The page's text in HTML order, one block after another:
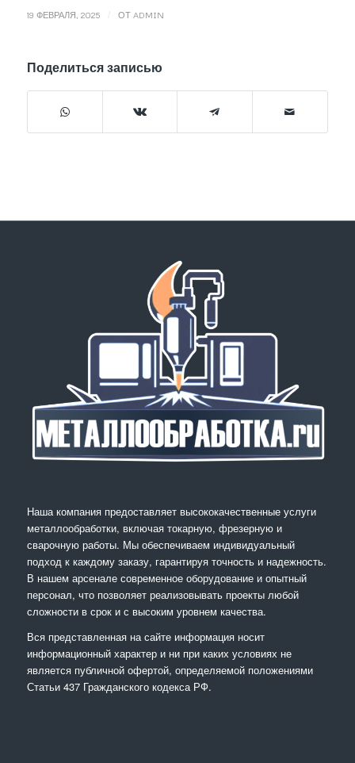
19 ФЕВРАЛЯ, 2025 ОТ ADMIN
Поделиться записью
Наша компания предоставляет высококачественные услуги
металлообработки, включая токарную, фрезерную и
сварочную работы. Мы обеспечиваем индивидуальный
подход к каждому заказу, гарантируя точность и надежность.
В нашем арсенале современное оборудование и опытный
персонал, что позволяет реализовывать проекты любой
сложности в срок и с высоким уровнем качества.
Вся представленная на сайте информация носит
информационный характер и ни при каких условиях не
является публичной офертой, определяемой положениями
Статьи 437 Гражданского кодекса РФ.